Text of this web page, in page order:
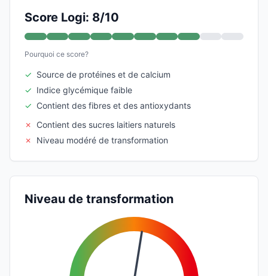
Score Logi: 8/10
Pourquoi ce score?
✓ Source de protéines et de calcium
✓ Indice glycémique faible
✓ Contient des fibres et des antioxydants
✗
Contient des sucres laitiers naturels
✗
Niveau modéré de transformation
Niveau de transformation